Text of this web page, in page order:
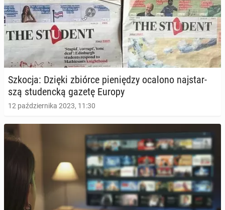
Szkocja: Dzięki zbiórce pie­nię­dzy ocalono naj­star­
szą stu­denc­ką gazetę Europy
12 października 2023, 11:30